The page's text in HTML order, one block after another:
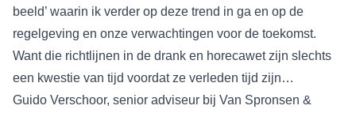
beeld’ waarin ik verder op deze trend in ga en op de
regelgeving en onze verwachtingen voor de toekomst.
Want die richtlijnen in de drank en horecawet zijn slechts
een kwestie van tijd voordat ze verleden tijd zijn…
Guido Verschoor, senior adviseur bij Van Spronsen &